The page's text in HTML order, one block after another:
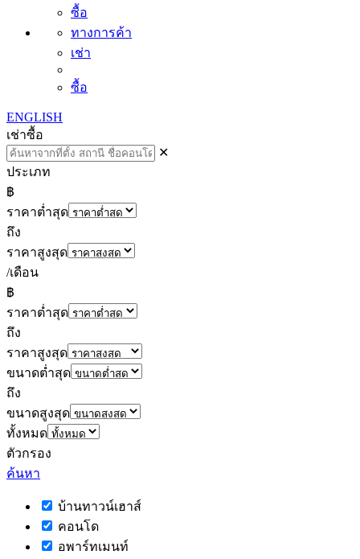
ซื้อ
ทางการค้า
เช่า
ซื้อ
ENGLISH
เช่าซื้อ
✕
ประเภท
฿
ราคาต่ำสุด
ถึง
ราคาสูงสุด
/เดือน
฿
ราคาต่ำสุด
ถึง
ราคาสูงสุด
ขนาดต่ำสุด
ถึง
ขนาดสูงสุด
ทั้งหมด
ตัวกรอง
ค้นหา
บ้านทาวน์เฮาส์
คอนโด
อพาร์ทเมนท์